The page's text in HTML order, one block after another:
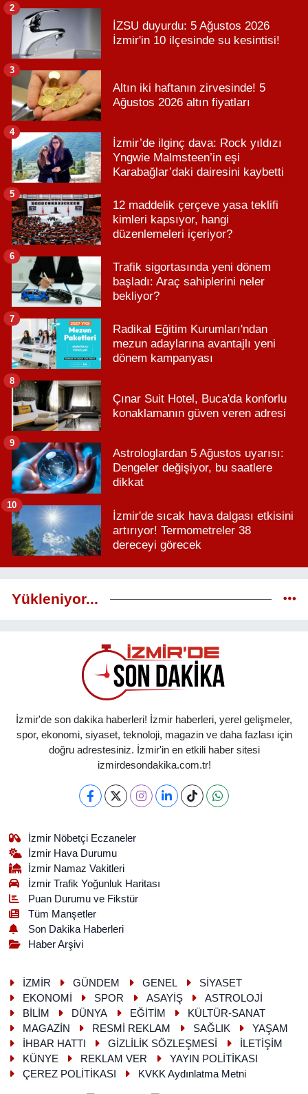
İZSU duyurdu: 5 Ağustos 2026
İzmir'in 10 ilçesinde su kesintisi!
2
Altın iki haftanın zirvesinde! 5
Ağustos 2026 altın fiyatları
3
İzmir’de ilginç dava: Rock yıldızı
Yngwie Malmsteen’in eşi
Karabağlar’daki dairesini kaybetti
4
12 maddelik çerçeve yasa teklifi
kimleri kapsıyor, hangi
düzenlemeleri içeriyor?
5
Trafik sigortasında yeni dönem
başladı: Araç sahiplerini neler
bekliyor?
6
Radikal Eğitim Kurumları'ndan
mezun adaylarına avantajlı yeni
dönem kampanyası
7
Çınar Suit Hotel, Buca'da konforlu
konaklamanın güven veren adresi
8
Astrologlardan 5 Ağustos uyarısı:
Dengeler değişiyor, bu saatlere
dikkat
9
İzmir'de sıcak hava dalgası etkisini
artırıyor! Termometreler 38
dereceyi görecek
10
Yükleniyor...
İzmir'de son dakika haberleri! İzmir haberleri, yerel gelişmeler,
spor, ekonomi, siyaset, teknoloji, magazin ve daha fazlası için
doğru adrestesiniz. İzmir'in en etkili haber sitesi
izmirdesondakika.com.tr!
İzmir Nöbetçi Eczaneler
İzmir Hava Durumu
İzmir Namaz Vakitleri
İzmir Trafik Yoğunluk Haritası
Puan Durumu ve Fikstür
Tüm Manşetler
Son Dakika Haberleri
Haber Arşivi
İZMİR GÜNDEM GENEL
SİYASET
EKONOMİ
SPOR ASAYİŞ
ASTROLOJİ
BİLİM
DÜNYA EĞİTİM
KÜLTÜR-SANAT
MAGAZİN
RESMİ REKLAM SAĞLIK
YAŞAM
İHBAR HATTI
GİZLİLİK SÖZLEŞMESİ
İLETİŞİM
KÜNYE
REKLAM VER
YAYIN POLİTİKASI
ÇEREZ POLİTİKASI
KVKK Aydınlatma Metni